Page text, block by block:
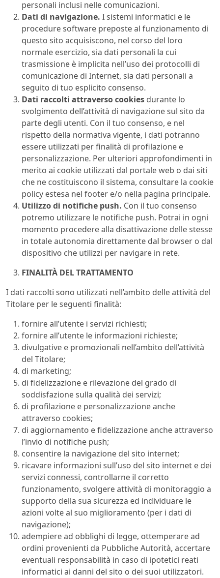
personali inclusi nelle comunicazioni.
Dati di navigazione. I sistemi informatici e le
procedure software preposte al funzionamento di
questo sito acquisiscono, nel corso del loro
normale esercizio, sia dati personali la cui
trasmissione è implicita nell’uso dei protocolli di
comunicazione di Internet, sia dati personali a
seguito di tuo esplicito consenso.
Dati raccolti attraverso cookies durante lo
svolgimento dell’attività di navigazione sul sito da
parte degli utenti. Con il tuo consenso, e nel
rispetto della normativa vigente, i dati potranno
essere utilizzati per finalità di profilazione e
personalizzazione. Per ulteriori approfondimenti in
merito ai cookie utilizzati dal portale web o dai siti
che ne costituiscono il sistema, consultare la cookie
policy estesa nel footer e/o nella pagina principale.
Utilizzo di notifiche push. Con il tuo consenso
potremo utilizzare le notifiche push. Potrai in ogni
momento procedere alla disattivazione delle stesse
in totale autonomia direttamente dal browser o dal
dispositivo che utilizzi per navigare in rete.
FINALITÀ DEL TRATTAMENTO
I dati raccolti sono utilizzati nell’ambito delle attività del
Titolare per le seguenti finalità:
fornire all’utente i servizi richiesti;
fornire all’utente le informazioni richieste;
divulgative e promozionali nell’ambito dell’attività
del Titolare;
di marketing;
di fidelizzazione e rilevazione del grado di
soddisfazione sulla qualità dei servizi;
di profilazione e personalizzazione anche
attraverso cookies;
di aggiornamento e fidelizzazione anche attraverso
l’invio di notifiche push;
consentire la navigazione del sito internet;
ricavare informazioni sull’uso del sito internet e dei
servizi connessi, controllarne il corretto
funzionamento, svolgere attività di monitoraggio a
supporto della sua sicurezza ed individuare le
azioni volte al suo miglioramento (per i dati di
navigazione);
adempiere ad obblighi di legge, ottemperare ad
ordini provenienti da Pubbliche Autorità, accertare
eventuali responsabilità in caso di ipotetici reati
informatici ai danni del sito o dei suoi utilizzatori.